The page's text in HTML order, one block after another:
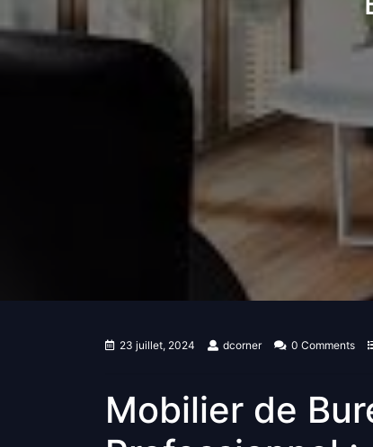
23 juillet, 2024 dcorner 0 Comments
Mobilier de